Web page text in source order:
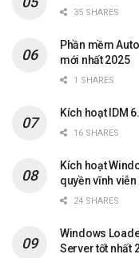
35 SHARES
Phần mềm
mới nhất 2025
1 SHARES
Kích hoạt IDM
16 SHARES
Kích hoạt
quyền vĩnh
24 SHARES
Windows
Server tốt nhất